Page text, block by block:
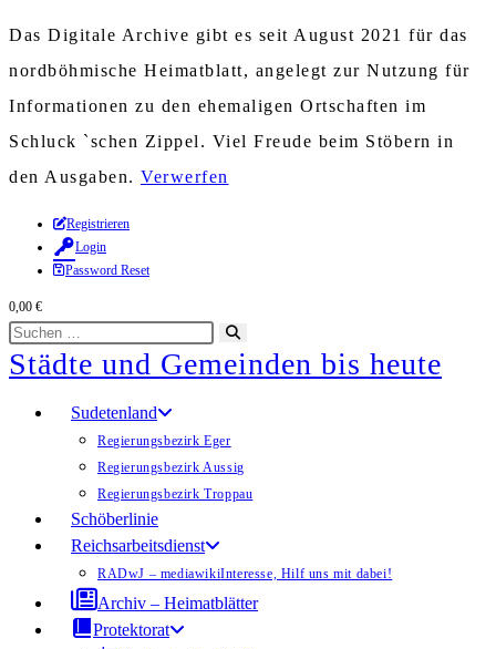
Das Digitale Archive gibt es seit August 2021 für das
nordböhmische Heimatblatt, angelegt zur Nutzung für
Informationen zu den ehemaligen Ortschaften im
Schluck `schen Zippel. Viel Freude beim Stöbern in
den Ausgaben. Verwerfen
Zum
Inhalt
springen
Registrieren
Login
Password Reset
0,00 €
Diese
Website
durchsuchen
starten
Städte und Gemeinden bis heute
Sudetenland
Regierungsbezirk Eger
Regierungsbezirk Aussig
Regierungsbezirk Troppau
Schöberlinie
Reichsarbeitsdienst
RADwJ – mediawikiInteresse, Hilf uns mit dabei!
Archiv – Heimatblätter
Protektorat